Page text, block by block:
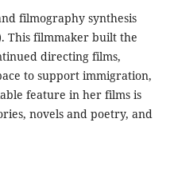
filmography synthesis
This filmmaker built the
directing films,
to support immigration,
feature in her films is
novels and poetry, and